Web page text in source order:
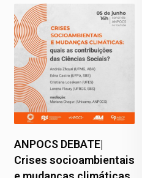
ANPOCS DEBATE|
Crises socioambientais